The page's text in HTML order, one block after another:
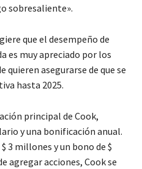
sobresaliente».
que el desempeño de
es muy apreciado por los
quieren asegurarse de que se
hasta 2025.
principal de Cook,
y una bonificación anual.
3 millones y un bono de $
agregar acciones, Cook se